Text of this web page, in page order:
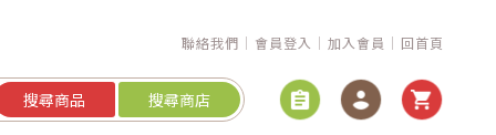
聯絡我們 會員登入 加入會員 回首頁
搜尋商品 搜尋商店